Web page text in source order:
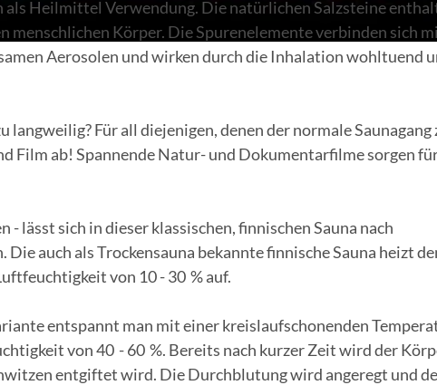
i
e
l
e
als Heilmittel Verwendung. Die natürlichen Salzsteine
menschlichen Körper. Die Spurenelemente verbinden sich
Aerosolen und wirken durch die Inhalation wohltuend
langweilig? Für all diejenigen, denen der normale Saunagang
Film ab! Spannende Natur- und Dokumentarfilme sorgen
lässt sich in dieser klassischen, finnischen Sauna nach
auch als Trockensauna bekannte finnische Sauna heizt
von 10 - 30 % auf.
entspannt man mit einer kreislaufschonenden
von 40 - 60 %. Bereits nach kurzer Zeit wird der
entgiftet wird. Die Durchblutung wird angeregt und